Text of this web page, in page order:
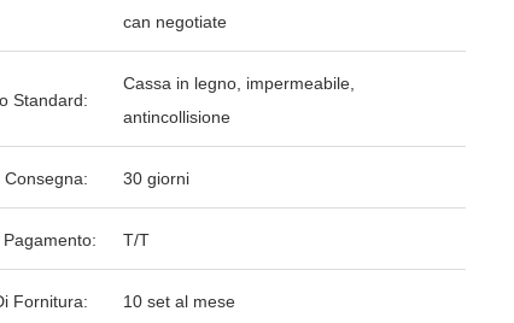
can negotiate
Standard:
Cassa in legno, impermeabile,
antincollisione
Consegna: 30 giorni
T/T
Fornitura: 10 set al mese